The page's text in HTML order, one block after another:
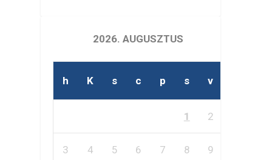
2026. AUGUSZTUS
h K s c p s v
1 2
3 4 5 6 7 8 9